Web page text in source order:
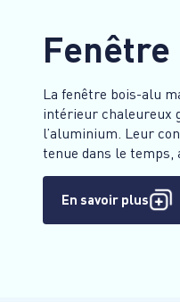
La fenêtre bois-alu
intérieur chaleureux
l’aluminium. Leur
tenue dans le temps,
En savoir plus